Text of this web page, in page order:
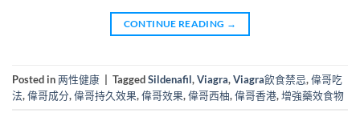
CONTINUE READING →
Posted in两性健康 TaggedSildenafil,Viagra,Viagra飲食禁忌,偉哥吃
法,偉哥成分,偉哥持久效果,偉哥效果,偉哥西柚,偉哥香港,增強藥效食物